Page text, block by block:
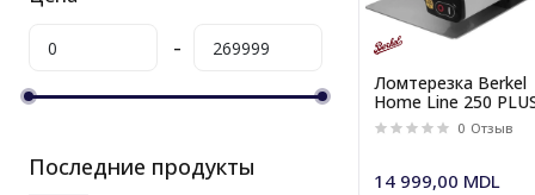
Последние продукты
Ломтерезка Berkel
Home Line 250
черный
0 Отзыв
14 999,00 MDL